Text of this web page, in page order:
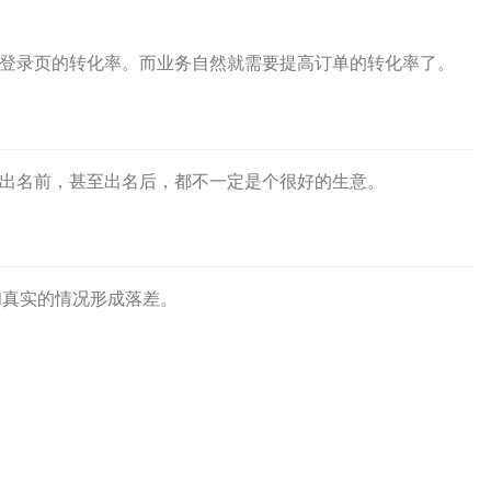
页的转化率。而业务自然就需要提高订单的转化率了。
前，甚至出名后，都不一定是个很好的生意。
实的情况形成落差。